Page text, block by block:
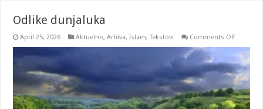
Odlike dunjaluka
April 25, 2026 Aktuelno,Arhiva,Islam,Tekstovi Comments Offon